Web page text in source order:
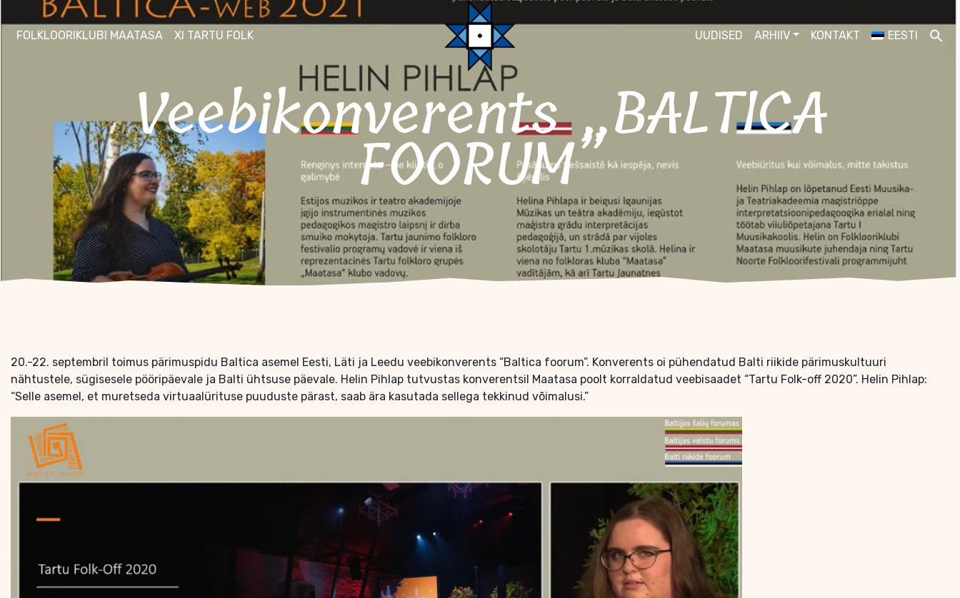
FOLKLOORIKLUBI MAATASA XI TARTU FOLK UUDISED ARHIIV KONTAKT EESTI
Veebikonverents „BALTICA
FOORUM”
20.-22. septembril toimus pärimuspidu Baltica asemel Eesti, Läti ja Leedu veebikonverents “Baltica foorum”. Konverents oi pühendatud Balti riikide pärimuskultuuri
nähtustele, sügisesele pööripäevale ja Balti ühtsuse päevale. Helin Pihlap tutvustas konverentsil Maatasa poolt korraldatud veebisaadet “Tartu Folk-off 2020”. Helin Pihlap:
“Selle asemel, et muretseda virtuaalürituse puuduste pärast, saab ära kasutada sellega tekkinud võimalusi.”